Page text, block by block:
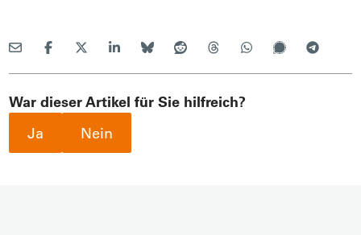
War dieser Artikel für Sie hilfreich?
Ja
Nein